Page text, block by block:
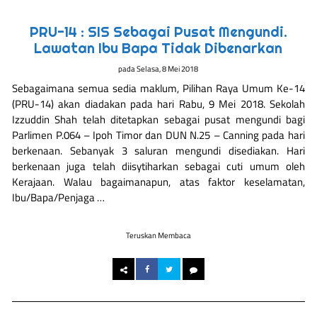
PRU-14 : SIS Sebagai Pusat Mengundi.
Lawatan Ibu Bapa Tidak Dibenarkan
padaSelasa, 8 Mei 2018
Sebagaimana semua sedia maklum, Pilihan Raya Umum Ke-14
(PRU-14) akan diadakan pada hari Rabu, 9 Mei 2018. Sekolah
Izzuddin Shah telah ditetapkan sebagai pusat mengundi bagi
Parlimen P.064 – Ipoh Timor dan DUN N.25 – Canning pada hari
berkenaan. Sebanyak 3 saluran mengundi disediakan. Hari
berkenaan juga telah diisytiharkan sebagai cuti umum oleh
Kerajaan. Walau bagaimanapun, atas faktor keselamatan,
Ibu/Bapa/Penjaga …
Teruskan Membaca